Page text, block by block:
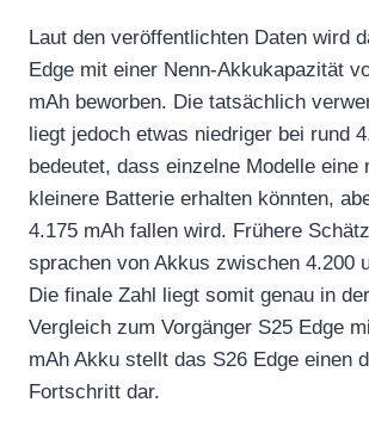
Laut den veröffentlichten Daten wird
Edge mit einer Nenn-Akkukapazität
mAh beworben. Die tatsächlich
liegt jedoch etwas niedriger bei rund
bedeutet, dass einzelne Modelle eine
kleinere Batterie erhalten könnten,
4.175 mAh fallen wird. Frühere
sprachen von Akkus zwischen 4.200
Die finale Zahl liegt somit genau in
Vergleich zum Vorgänger S25 Edge
mAh Akku stellt das S26 Edge einen
Fortschritt dar.